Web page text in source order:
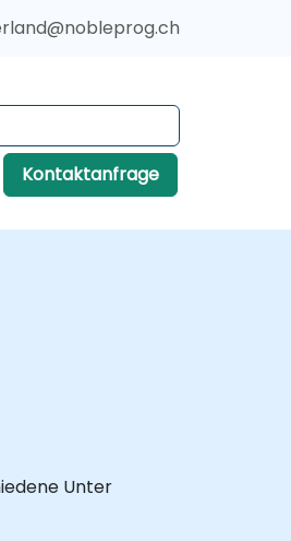
Kontaktanfrage
Unter